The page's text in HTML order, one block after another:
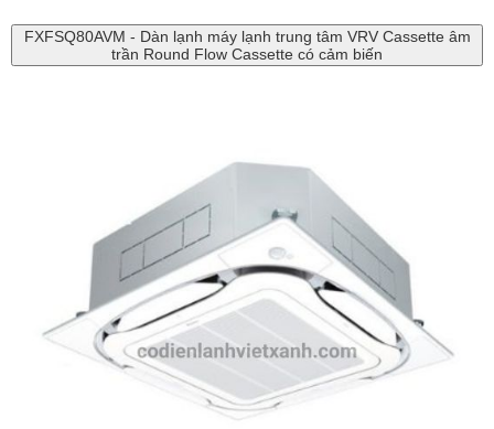
FXFSQ80AVM - Dàn lạnh máy lạnh trung tâm VRV Cassette âm
trần Round Flow Cassette có cảm biến